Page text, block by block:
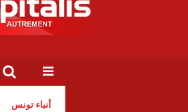
أنباء تونس